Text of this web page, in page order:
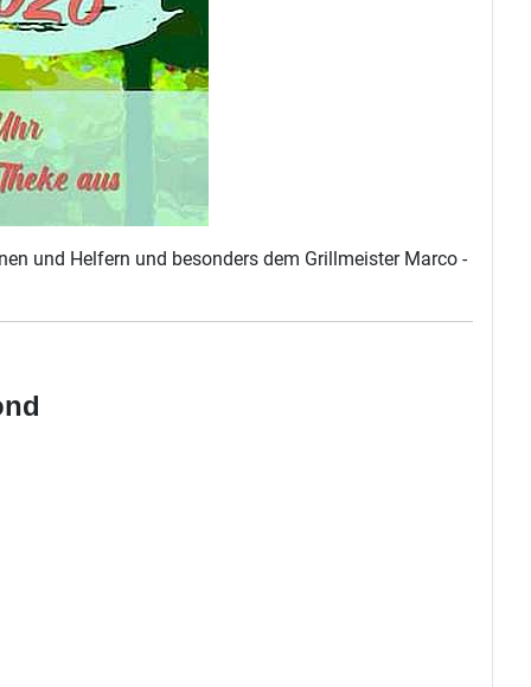
und Helfern und besonders dem Grillmeister Marco -